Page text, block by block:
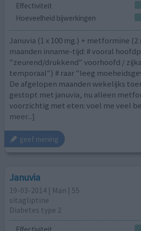
Effectiviteit
Hoeveelheid bijwerkingen
Januvia (1 x 100 mg.) + metformine (2
maanden inname-tijd: # vooral
"zeurend/drukkend" voorhoofd /
temporaal") # raar "leeg
De afgelopen maanden wekelijks
gestopt met januvia, nu alleen
voorzichtig met eten: voel me veel
meer...]
geef mening
Januvia
19-03-2014 | Man | 55
sitagliptine
Diabetes type 2